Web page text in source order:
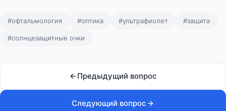
#офтальмология #оптика #ультрафиолет #защита
#солнцезащитные очки
Предыдущий вопрос
Следующий вопрос